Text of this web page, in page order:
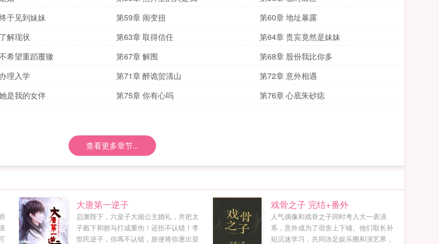
于见到妹妹 第59章 闹变扭
第60章 地址暴露
解现状 第63章 取得信任
第64章 贵宾竟然是妹妹
希望重蹈覆辙 第67章 解围
第68章 股份我比你多
理入学 第71章 醉诡贺清山
第72章 意外相遇
是我的女伴 第75章 你有心吗
第76章 心底朱砂痣
查看更多章节...
大唐第一逆子
启禀陛下，六皇子大闹公主婚礼，并把太
子殿下和驸马打成重伤！还拒不认错！李
世民逆子，你再不认错，朕便将你逐出皇
戏骨之子 完结+番外
人气偶像和戏骨之子同时考入大一表演
系，意外成为了宿舍上下铺。他们取长补
短沉迷学习，共同涉足娱乐圈和演艺界，